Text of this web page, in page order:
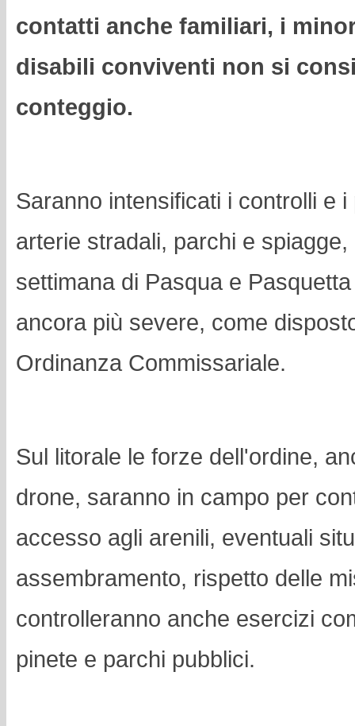
contatti anche familiari, i
disabili conviventi non si
conteggio.
Saranno intensificati i controlli e
arterie stradali, parchi e
settimana di Pasqua e
ancora più severe, come
Ordinanza Commissariale.
Sul litorale le forze dell'ordine,
drone, saranno in campo per
accesso agli arenili, eventuali
assembramento, rispetto delle
controlleranno anche esercizi
pinete e parchi pubblici.